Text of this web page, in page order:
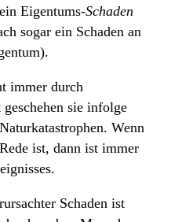
Eigentums-Schaden
sogar ein Schaden an
immer durch
sie infolge
Wenn
ist, dann ist immer
Schaden ist